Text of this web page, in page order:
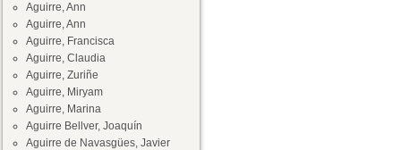
Aguirre, Ann
Aguirre, Ann
Aguirre, Francisca
Aguirre, Claudia
Aguirre, Zuriñe
Aguirre, Miryam
Aguirre, Marina
Aguirre Bellver, Joaquín
Aguirre de Navasgües, Javier